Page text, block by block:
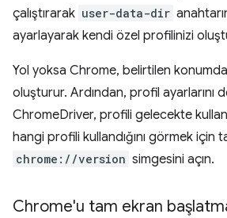
çalıştırarak user-data-dir
ayarlayarak kendi özel profilinizi
Yol yoksa Chrome, belirtilen
oluşturur. Ardından, profil ayarlarını
ChromeDriver, profili gelecekte
hangi profili kullandığını görmek için
chrome://version simgesini açın.
Chrome'u tam ekran